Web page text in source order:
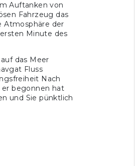
Auftanken von
Fahrzeug das
Atmosphäre der
Minute des
das Meer
Fluss
Nach
er begonnen hat
und Sie pünktlich